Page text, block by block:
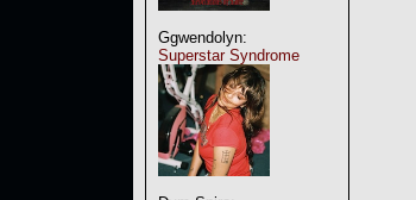
Ggwendolyn:
Superstar Syndrome